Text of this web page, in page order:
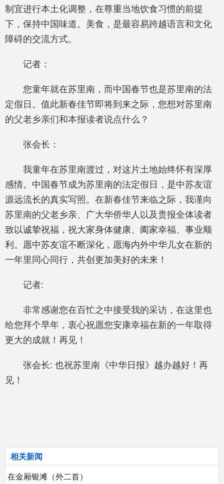
制宜进行本土化调整，在尊重当地饮食习惯的前提
下，保持中国味道。美食，是最容易跨越语言和文化
障碍的交流方式。
记者：
您童年就在苏里南，而中国春节也是苏里南的法
定假日。值此新春佳节即将到来之际，您想对苏里南
的父老乡亲们和本报读者说点什么？
张会长：
我童年在苏里南渡过，对这片土地始终怀有深厚
感情。中国春节成为苏里南的法定假日，是中苏友谊
源远流长的真实写照。在新春佳节来临之际，我谨向
苏里南的父老乡亲、广大华侨华人以及贵报全体读者
致以诚挚祝福，祝大家身体健康、阖家幸福、事业顺
利。愿中苏友谊不断深化，愿海内外中华儿女在新的
一年里同心同行，共创更加美好的未来！
记者:
非常感谢您在百忙之中接受我的采访，在这里也
给您拜个早年，衷心祝愿您安康幸福在新的一年取得
更大的成就！再见！
张会长: 也祝苏里南《中华日报》越办越好！再
见！
相关新闻
在金厢银滩（外二首）